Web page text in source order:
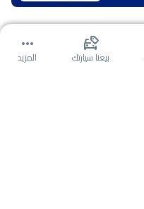
بيعنا سيارتك المزيد